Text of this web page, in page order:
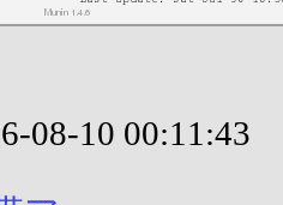
08-10 00:11:43